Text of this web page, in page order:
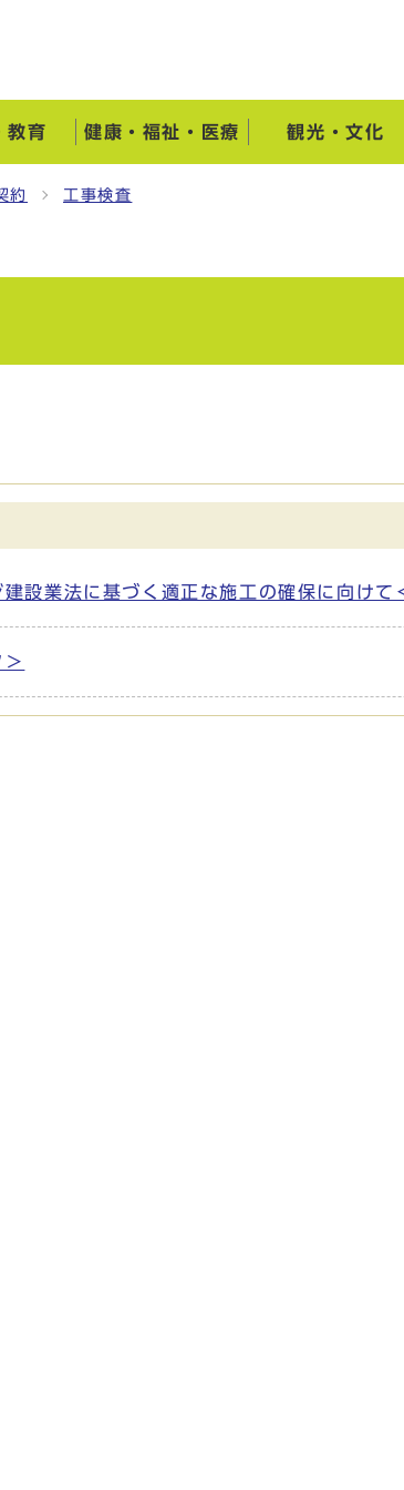
教育 健康・福祉・医療 観光・文化
約 工事検査
設業法に基づく適正な施工の確保に向けて